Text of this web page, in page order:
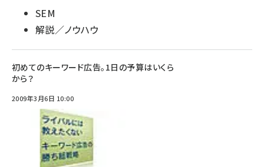
SEM
解説／ノウハウ
初めてのキーワード広告。1日の予算はいくら
から？
2009年3月6日 10:00